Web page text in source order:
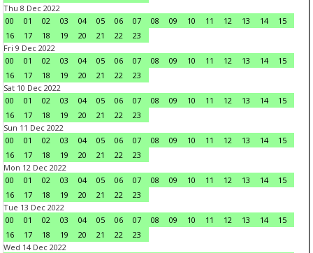
Thu 8 Dec 2022
00
01 02 03 04 05 06 07 08 09 10 11 12 13 14
15
16
17 18 19 20 21 22
23
Fri 9 Dec 2022
00
01 02 03 04 05 06 07 08 09 10 11 12 13 14
15
16
17 18 19 20 21 22
23
Sat 10 Dec 2022
00
01 02 03 04 05 06 07 08 09 10 11 12 13 14
15
16
17 18 19 20 21 22
23
Sun 11 Dec 2022
00
01 02 03 04 05 06 07 08 09 10 11 12 13 14
15
16
17 18 19 20 21 22
23
Mon 12 Dec 2022
00
01 02 03 04 05 06 07 08 09 10 11 12 13 14
15
16
17 18 19 20 21 22
23
Tue 13 Dec 2022
00
01 02 03 04 05 06 07 08 09 10 11 12 13 14
15
16
17 18 19 20 21 22
23
Wed 14 Dec 2022